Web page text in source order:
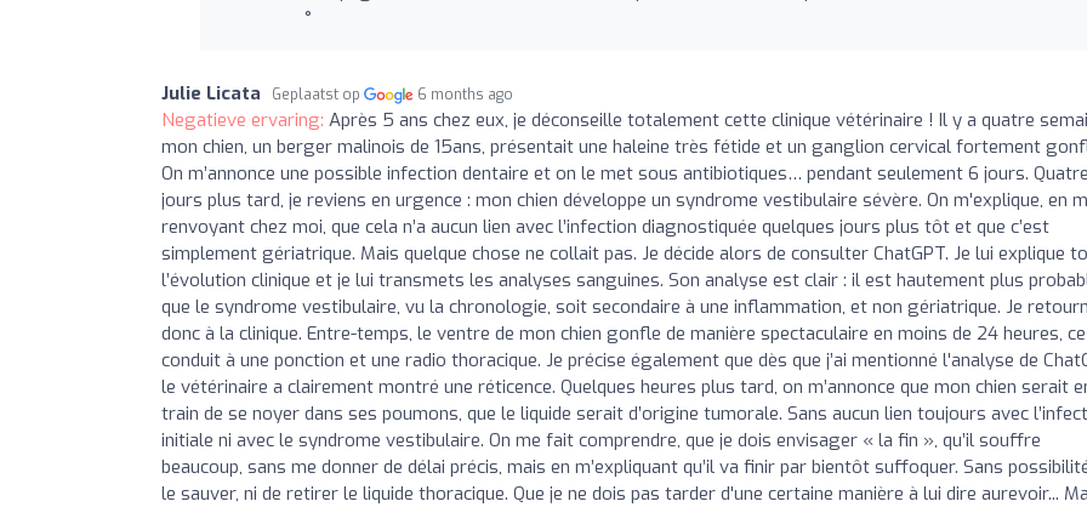
°
Julie Licata Geplaatst op 6 months ago
Negatieve ervaring: Après 5 ans chez eux, je déconseille totalement cette clinique vétérinaire ! Il y a quatre
mon chien, un berger malinois de 15ans, présentait une haleine très fétide et un ganglion cervical fortement
On m’annonce une possible infection dentaire et on le met sous antibiotiques… pendant seulement 6 jours. Quatre
jours plus tard, je reviens en urgence : mon chien développe un syndrome vestibulaire sévère. On m'explique, en
renvoyant chez moi, que cela n’a aucun lien avec l’infection diagnostiquée quelques jours plus tôt et que c’est
simplement gériatrique. Mais quelque chose ne collait pas. Je décide alors de consulter ChatGPT. Je lui explique
l’évolution clinique et je lui transmets les analyses sanguines. Son analyse est clair : il est hautement plus
que le syndrome vestibulaire, vu la chronologie, soit secondaire à une inflammation, et non gériatrique. Je
donc à la clinique. Entre-temps, le ventre de mon chien gonfle de manière spectaculaire en moins de 24 heures,
conduit à une ponction et une radio thoracique. Je précise également que dès que j’ai mentionné l'analyse de
le vétérinaire a clairement montré une réticence. Quelques heures plus tard, on m’annonce que mon chien serait
train de se noyer dans ses poumons, que le liquide serait d’origine tumorale. Sans aucun lien toujours avec
initiale ni avec le syndrome vestibulaire. On me fait comprendre, que je dois envisager « la fin », qu’il souffre
beaucoup, sans me donner de délai précis, mais en m’expliquant qu’il va finir par bientôt suffoquer. Sans
le sauver, ni de retirer le liquide thoracique. Que je ne dois pas tarder d'une certaine manière à lui dire aurevoir...